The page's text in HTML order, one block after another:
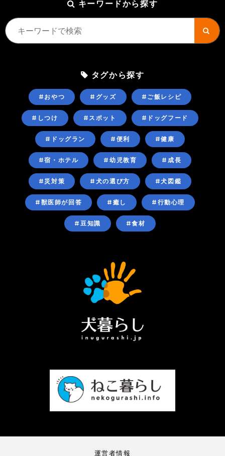
キーワードから探す
タグから探す
#おやつ #グッズ #ご飯レシピ
#しつけ #スポット #ドッグフード
#ドッグラン #便利 #健康
#宿・ホテル #幼児教育 #成長
#災対策 #犬の選び方 #犬図鑑
#獣医師が回答 #癒し #行動心理
#豆知識 #食材
運営者情報